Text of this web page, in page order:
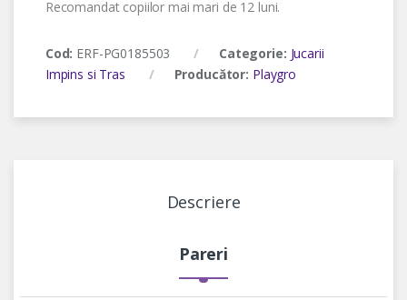
Recomandat copiilor mai mari de 12 luni.
Cod: ERF-PG0185503 Categorie: Jucarii
Impins si Tras
Producător: Playgro
Descriere
Pareri